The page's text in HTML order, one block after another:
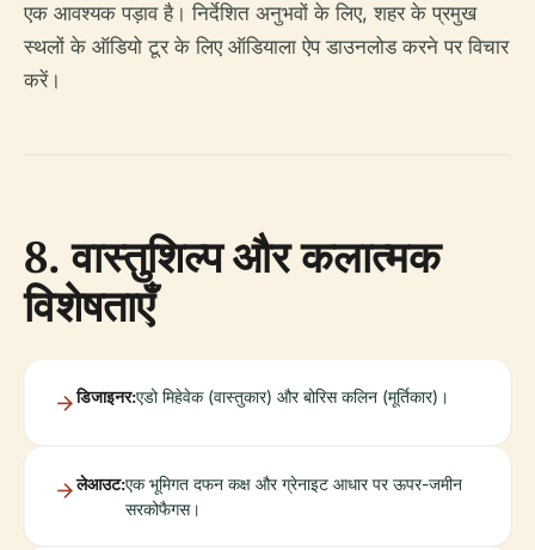
एक आवश्यक पड़ाव है। निर्देशित अनुभवों के लिए, शहर के प्रमुख
स्थलों के ऑडियो टूर के लिए ऑडियाला ऐप डाउनलोड करने पर विचार
करें।
8. वास्तुशिल्प और कलात्मक
विशेषताएँ
डिजाइनर:एडो मिहेवेक (वास्तुकार) और बोरिस कलिन (मूर्तिकार)।
लेआउट:एक भूमिगत दफन कक्ष और ग्रेनाइट आधार पर ऊपर-जमीन
सरकोफैगस।